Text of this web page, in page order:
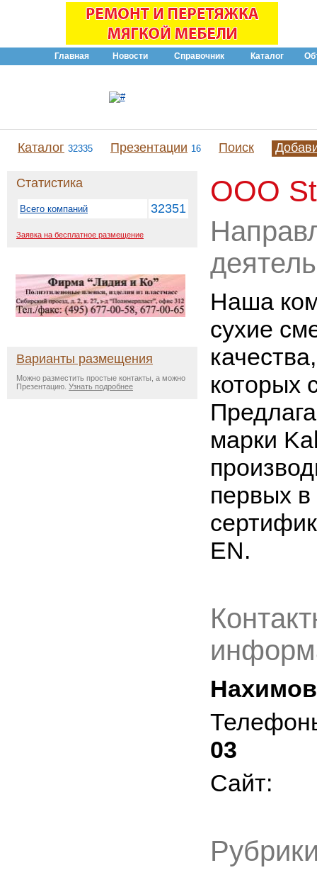
Главная Новости Справочник Каталог
Каталог 32335 Презентации 16 Поиск
Статистика
Всего компаний 32351
Заявка на бесплатное размещение
Варианты размещения
Можно разместить простые контакты, а можно
Презентацию. Узнать подробнее
ООО
Наша
сухие
которых
марки
первых
EN.
03
Сайт: